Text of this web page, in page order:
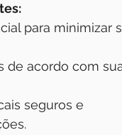
para minimizar
de acordo com
seguros e